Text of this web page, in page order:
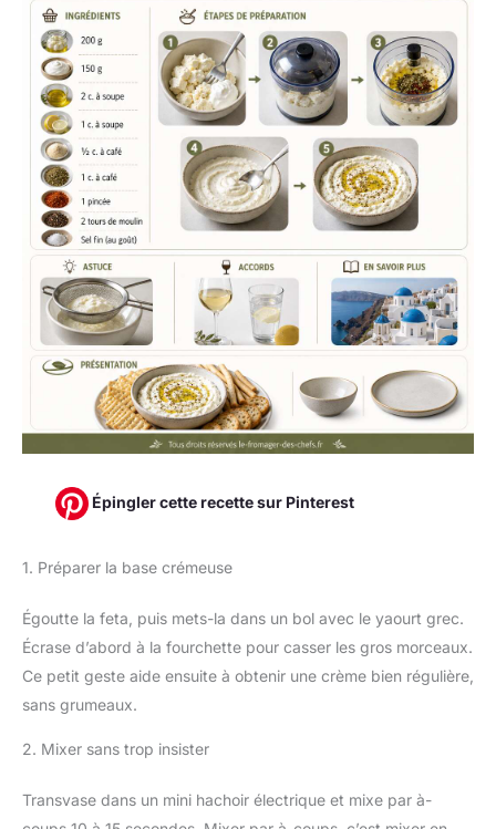
Épingler cette recette sur Pinterest
1. Préparer la base crémeuse
Égoutte la feta, puis mets-la dans un bol avec le yaourt grec.
Écrase d’abord à la fourchette pour casser les gros morceaux.
Ce petit geste aide ensuite à obtenir une crème bien régulière,
sans grumeaux.
2. Mixer sans trop insister
Transvase dans un mini hachoir électrique et mixe par à-